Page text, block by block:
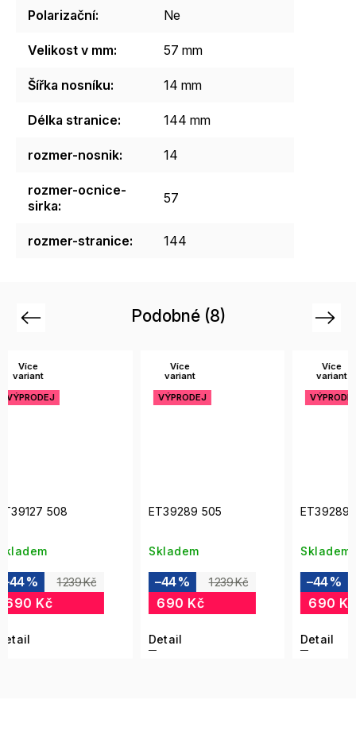
Polarizační: Ne
Velikost v mm: 57 mm
Šířka nosníku: 14 mm
Délka stranice: 144 mm
rozmer-nosnik: 14
rozmer-ocnice-
sirka: 57
rozmer-stranice: 144
Podobné (8)
Previous
variant
VÝPRODEJ
ET39289 505
Skladem
1 239 Kč
–44 %
690 Kč
Detail
variant
VÝPRODEJ
ET39289 547
Skladem
1 239 Kč
–44 %
690 Kč
Detail
–44
Next